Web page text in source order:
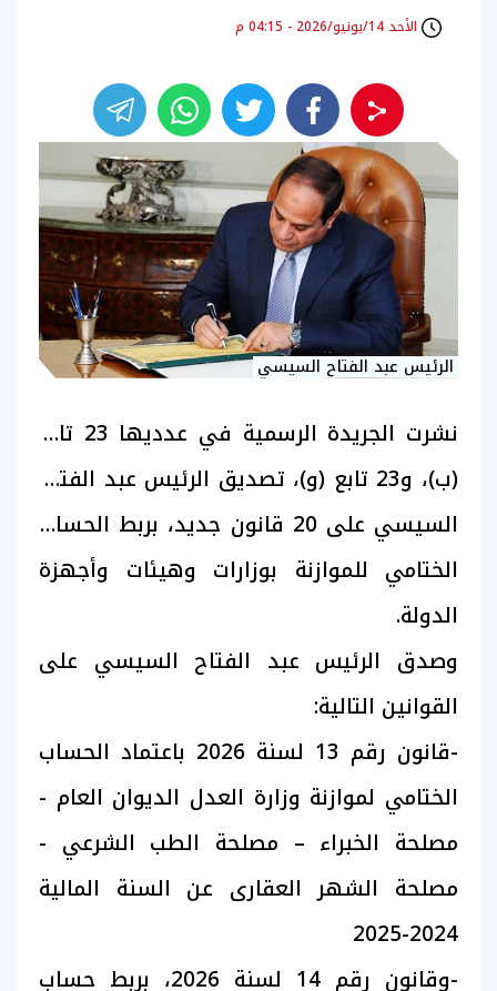
الأحد 14/يونيو/2026 - 04:15 م
الرئيس عبد الفتاح السيسي
نشرت الجريدة الرسمية في عدديها 23 تابع
(ب)، و23 تابع (و)، تصديق الرئيس عبد الفتاح
السيسي على 20 قانون جديد، بربط الحساب
الختامي للموازنة بوزارات وهيئات وأجهزة
الدولة.
وصدق الرئيس عبد الفتاح السيسي على
القوانين التالية:
-قانون رقم 13 لسنة 2026 باعتماد الحساب
الختامي لموازنة وزارة العدل الديوان العام -
مصلحة الخبراء – مصلحة الطب الشرعي -
مصلحة الشهر العقارى عن السنة المالية
2024-2025
-وقانون رقم 14 لسنة 2026، بربط حساب